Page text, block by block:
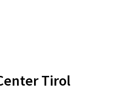
Tirol